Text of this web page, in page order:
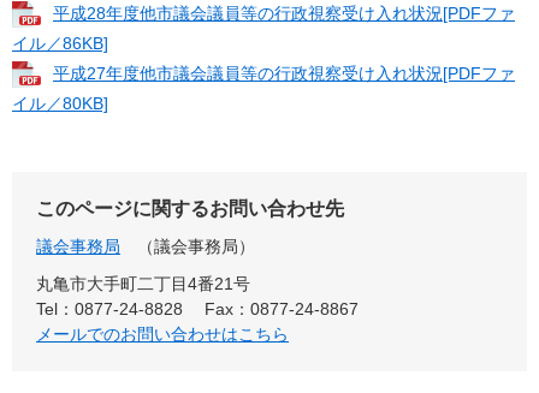
平成28年度他市議会議員等の行政視察受け入れ状況[PDFファ
イル／86KB]
平成27年度他市議会議員等の行政視察受け入れ状況[PDFファ
イル／80KB]
このページに関するお問い合わせ先
議会事務局
議会事務局
丸亀市大手町二丁目4番21号
Tel：0877-24-8828
Fax：0877-24-8867
メールでのお問い合わせはこちら